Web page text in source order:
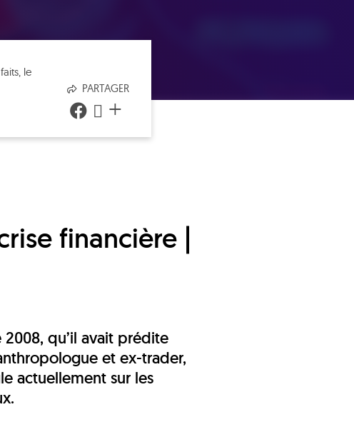
le
PARTAGER
+
qu’il avait prédite
et ex-trader,
actuellement sur les